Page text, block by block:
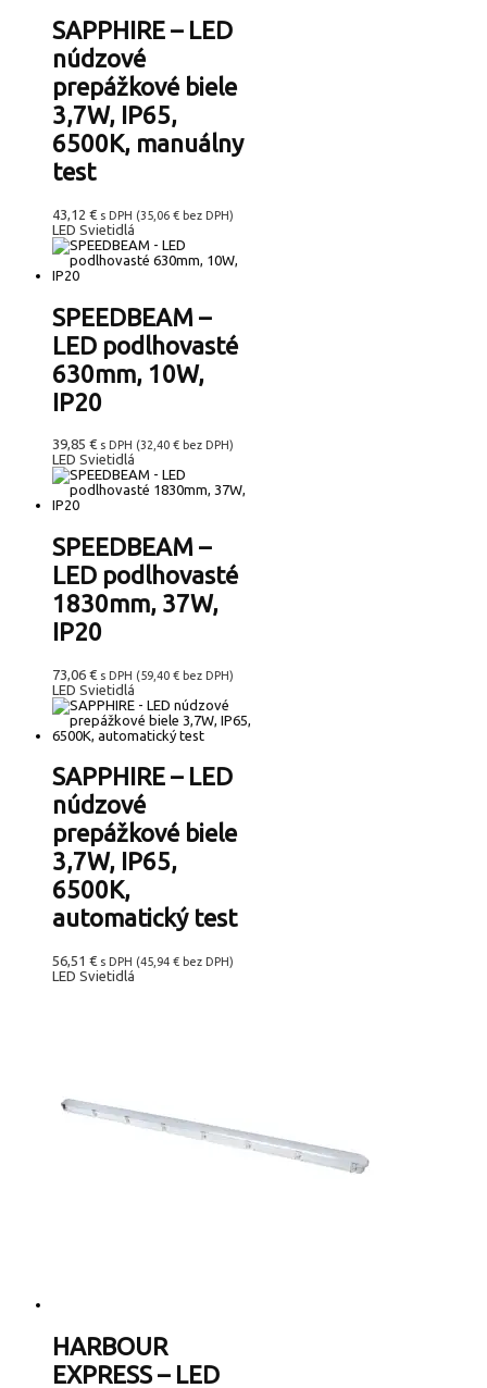
SAPPHIRE – LED
núdzové
prepážkové biele
3,7W, IP65,
6500K, manuálny
test
43,12 € s DPH (35,06 € bez DPH)
LED Svietidlá
SPEEDBEAM –
LED podlhovasté
630mm, 10W,
IP20
39,85 € s DPH (32,40 € bez DPH)
LED Svietidlá
SPEEDBEAM –
LED podlhovasté
1830mm, 37W,
IP20
73,06 € s DPH (59,40 € bez DPH)
LED Svietidlá
SAPPHIRE – LED
núdzové
prepážkové biele
3,7W, IP65,
6500K,
automatický test
56,51 € s DPH (45,94 € bez DPH)
LED Svietidlá
HARBOUR
EXPRESS – LED